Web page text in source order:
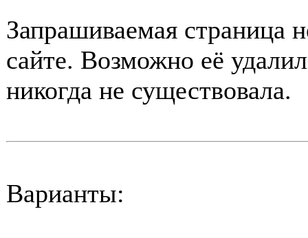
Запрашиваемая страница
сайте. Возможно её
никогда не существовала.
Варианты: